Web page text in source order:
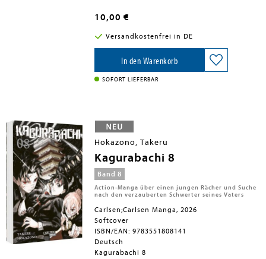
auch er sich dort selbst sich selbst zu
verlieren. Nur sein Band zu Yoshiki kann
ihm den Weg zurück weisen. Derweil
sind neue Mitarbeiter der »Firma«
angekommen, die ganz eigene Ideen
haben, für was man Hikaru benutzen
könnte.
10,00 €
Versandkostenfrei in DE
In den Warenkorb
SOFORT LIEFERBAR
Hokazono, Takeru
Kagurabachi 8
Band 8
Action-Manga über einen jungen Rächer und Suche
nach den verzauberten Schwerter seines Vaters
Carlsen;Carlsen Manga, 2026
Softcover
ISBN/EAN: 9783551808141
Deutsch
Kagurabachi 8